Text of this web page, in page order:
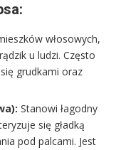
włosowych,
u ludzi. Często
grudkami oraz
Stanowi łagodny
się gładką
pod palcami. Jest